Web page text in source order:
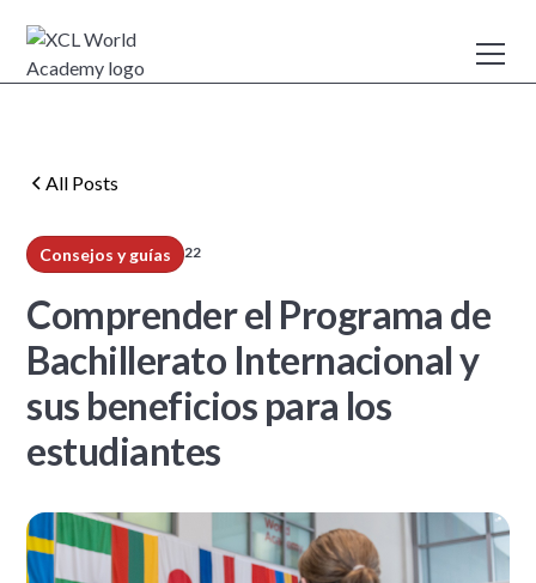
All Posts
Consejos y guías 22
Comprender el Programa de
Bachillerato Internacional y
sus beneficios para los
estudiantes